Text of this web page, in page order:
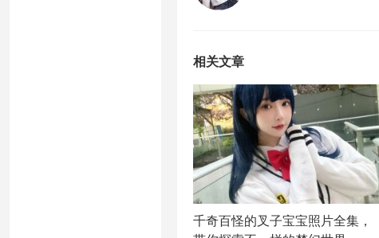
相关文章
千奇百怪的叉子宝宝照片全集，